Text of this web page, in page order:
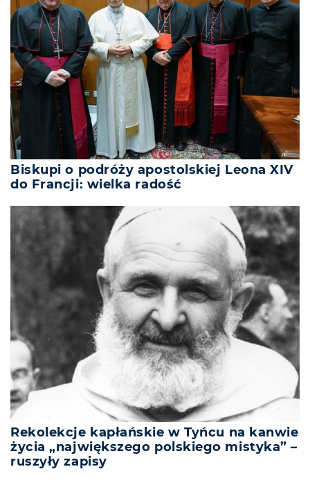
Biskupi o podróży apostolskiej Leona XIV
do Francji: wielka radość
Rekolekcje kapłańskie w Tyńcu na kanwie
życia „największego polskiego mistyka” –
ruszyły zapisy